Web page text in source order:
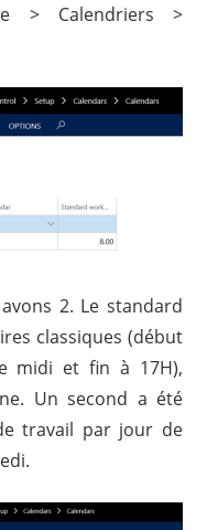
> Calendriers >
2. Le standard
classiques (début
midi et fin à 17H),
Un second a été
travail par jour de